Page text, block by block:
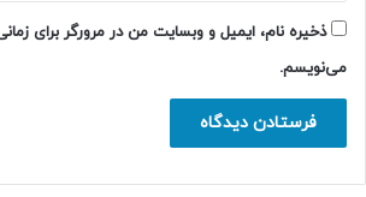
ذخیره نام، ایمیل و وبسایت من در مرورگر برای
می‌نویسم.